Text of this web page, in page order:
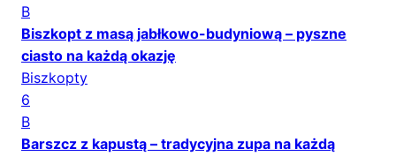
B
Biszkopt z masą jabłkowo-budyniową – pyszne
ciasto na każdą okazję
Biszkopty
6
B
Barszcz z kapustą – tradycyjna zupa na każdą